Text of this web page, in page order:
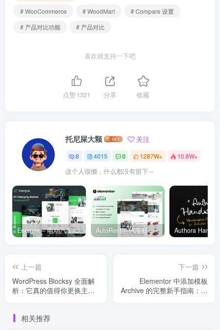
# WooCommerce
# WoodMart
# Compare 设置
# 产品对比功能
# 产品对比
喜欢就支持一下吧
点赞1321 分享 收藏
托尼屎大颗 关注
8 4015 0 1287W+ 10.8W+
这个人很懒，什么都没有留下～
Energox – 电动汽车充电站 Elementor 模板套件 AutoRent – 汽车租赁服务 Elementor 模板套件
上一篇
WordPress Blocksy 全面解
析：它真的值得你更换主题
下一篇
Elementor 中添加模板
Archive 的完整新手指南：从
相关推荐